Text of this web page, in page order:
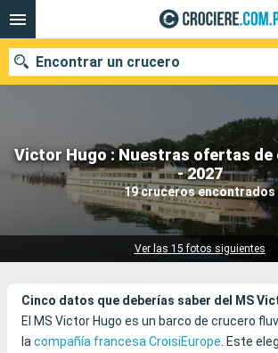
Victor Hugo : Nuestras ofertas de
- 2027
19 cruceros encontrados
Ver las 15 fotos siguientes
Encontrar un crucero
Nuestros destinos
Fecha de salida
Cinco datos que deberías saber del MS
El MS Victor Hugo es un barco de crucero
lacompañía francesa CroisiEurope. Este